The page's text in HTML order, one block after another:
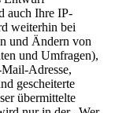
auch Ihre IP-
weiterhin bei
und Ändern von
und Umfragen),
Adresse,
gescheiterte
übermittelte